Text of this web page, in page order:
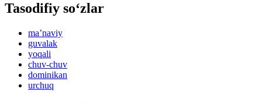
Tasodifiy so‘zlar
maʼnaviy
guvalak
yoqali
chuv-chuv
dominikan
urchuq